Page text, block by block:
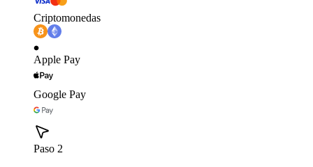
Criptomonedas
Apple Pay
Google Pay
Paso 2